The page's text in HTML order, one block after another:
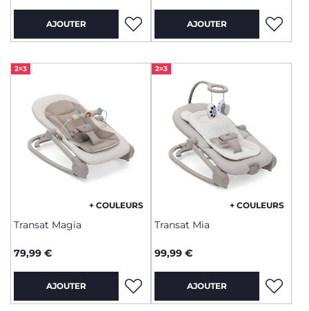
AJOUTER AJOUTER
2=3
+ COULEURS
Transat Magia
79,99 €
AJOUTER
2=3
+ COULEURS
Transat Mia
99,99 €
AJOUTER